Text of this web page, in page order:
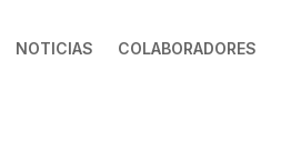
NOTICIAS COLABORADORES